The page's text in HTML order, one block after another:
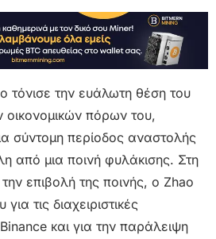
τόνισε την ευάλωτη θέση του
πόρων του,
σύντομη περίοδος αναστολής
από μια ποινή φυλάκισης. Στη
επιβολή της ποινής, ο Zhao
τις διαχειριστικές
και για την παράλειψη